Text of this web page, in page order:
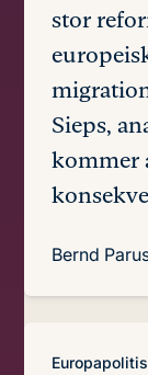
stor
Sieps,
kommer
Bernd